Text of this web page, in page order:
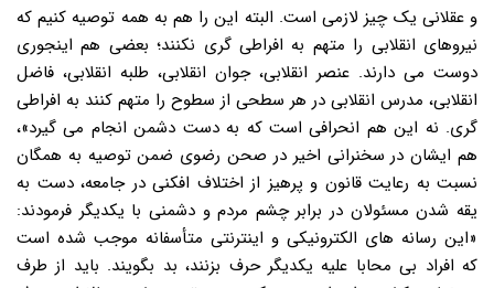
و عقلانی یک چیز لازمی است. البته این را هم به همه توصیه کنیم که
نیروهای انقلابی را متهم به افراطی گری نکنند؛ بعضی هم اینجوری
دوست می دارند. عنصر انقلابی، جوان انقلابی، طلبه انقلابی، فاضل
انقلابی، مدرس انقلابی در هر سطحی از سطوح را متهم کنند به افراطی
گری. نه این هم انحرافی است که به دست دشمن انجام می گیرد»،
هم ایشان در سخنرانی اخیر در صحن رضوی ضمن توصیه به همگان
نسبت به رعایت قانون و پرهیز از اختلاف افکنی در جامعه، دست به
یقه شدن مسئولان در برابر چشم مردم و دشمنی با یکدیگر فرمودند:
«این رسانه های الکترونیکی و اینترنتی متأسفانه موجب شده است
که افراد بی محابا علیه یکدیگر حرف بزنند، بد بگویند. باید از طرف